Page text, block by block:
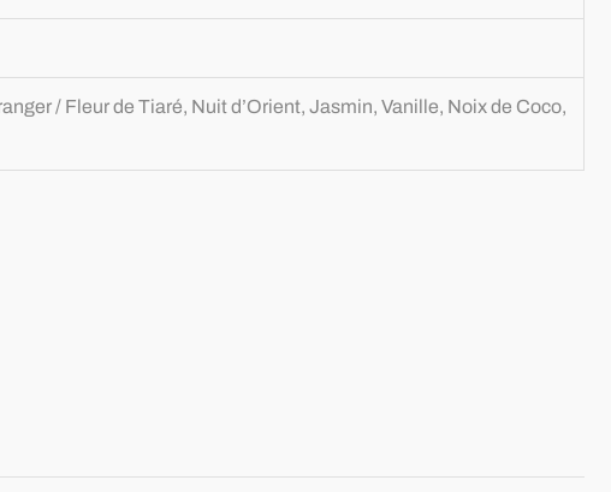
/ Fleur de Tiaré, Nuit d’Orient, Jasmin, Vanille, Noix de Coco,